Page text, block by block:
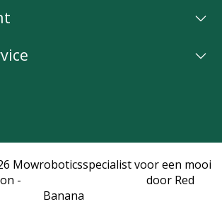
Mowroboticsspecialist voor een mooi
-
door Red
Banana